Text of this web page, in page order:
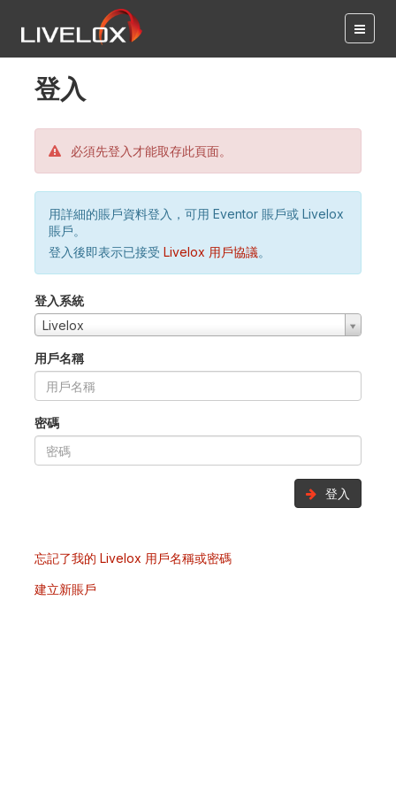
登入
必須先登入才能取存此頁面。
用詳細的賬戶資料登入，可用 Eventor 賬戶或 Livelox
賬戶。
登入後即表示已接受 Livelox 用戶協議。
登入系統
Livelox
用戶名稱
密碼
登入
忘記了我的 Livelox 用戶名稱或密碼
建立新賬戶